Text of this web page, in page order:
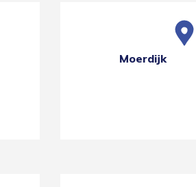
Moerdijk